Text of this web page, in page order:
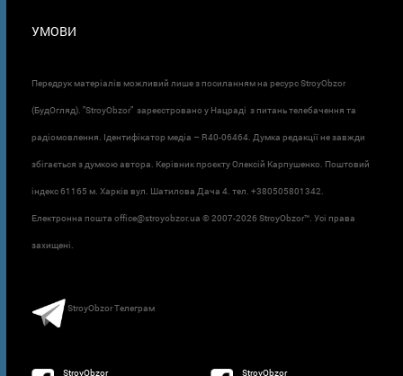
УМОВИ
Передрук матеріалів можливий лише з посиланням на ресурс StroyObzor
(БудОгляд). "StroyObzor" зареєстровано у Нацраді з питань телебачення та
радіомовлення. Ідентифікатор медіа – R40-06464. Думка редакції не завжди
збігається з думкою автора. Керівник проєкту Олексій Карпушенко. Поштовий
індекс 61165 м. Харків вул. Шатилова Дача 4. тел. +380505801342.
Електронна пошта office@stroyobzor.ua © 2007-2026 StroyObzor™. Усі права
захищені.
StroyObzor Телеграм
StroyObzor StroyObzor